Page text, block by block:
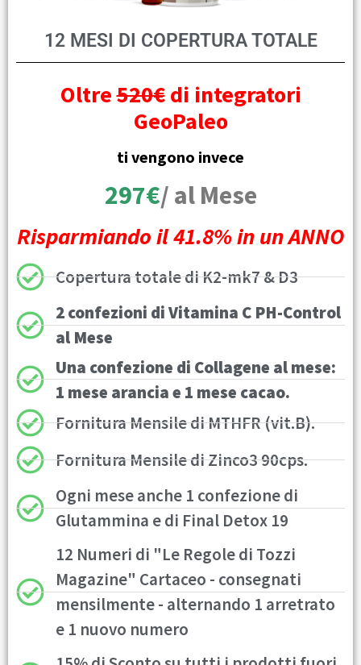
12 MESI DI COPERTURA TOTALE
Oltre520€di integratori
GeoPaleo
ti vengono invece
297€/ al Mese
Risparmiando il 41.8% in un ANNO
Copertura totale di K2-mk7 & D3
2 confezioni di Vitamina C PH-Control
al Mese
Una confezione di Collagene al mese:
1 mese arancia e 1 mese cacao.
Fornitura Mensile di MTHFR (vit.B).
Fornitura Mensile di Zinco3 90cps.
Ogni mese anche 1 confezione di
Glutammina e di Final Detox 19
12 Numeri di "Le Regole di Tozzi
Magazine" Cartaceo - consegnati
mensilmente - alternando 1 arretrato
e 1 nuovo numero